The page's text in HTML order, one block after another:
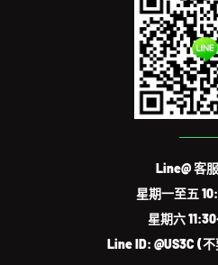
Line@ 客
星期一至五
星期六
Line ID: @US3C (不